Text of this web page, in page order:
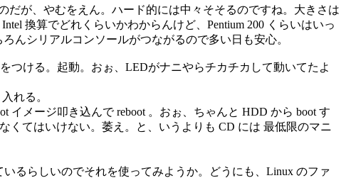
が、やむをえん。ハード的には中々そそるのですね。大きさは
換算でどれくらいかわからんけど、Pentium 200 くらいはいっ
んシリアルコンソールがつながるので多い日も安心。
つける。起動。おぉ、LEDがナニやらチカチカして動いてたよ
れる。
メージ叩き込んで reboot 。おぉ、ちゃんと HDD から boot す
くてはいけない。萎え。と、いうよりも CD には 最低限のマニ
るらしいのでそれを使ってみようか。どうにも、Linux のファ